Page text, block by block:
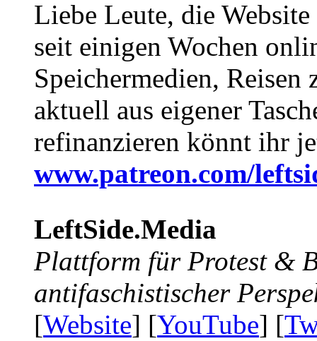
Liebe Leute, die Website
seit einigen Wochen
Speichermedien, Reisen
aktuell aus eigener
refinanzieren könnt ihr
www.patreon.com/
LeftSide.Media
Plattform für Protest &
antifaschistischer
[Website] [YouTube] [